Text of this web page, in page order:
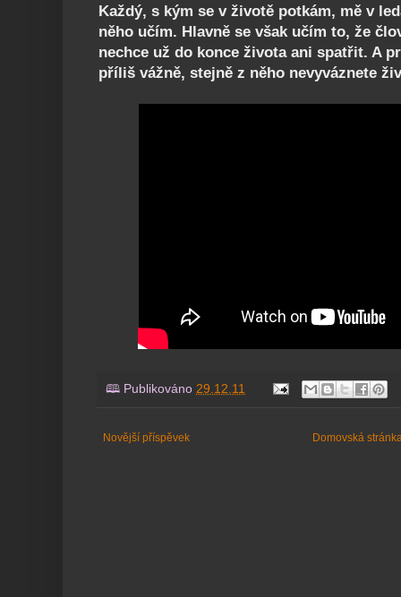
Každý, s kým se v životě potkám, mě v
něho učím. Hlavně se však učím to, že
nechce už do konce života ani spatřit. A
příliš vážně, stejně z něho nevyváznete
🕮 Publikováno 29.12.11
Novější příspěvek Domovská